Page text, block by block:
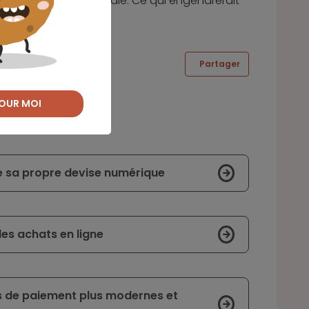
Partager
sa propre devise numérique
achats en ligne
paiement plus modernes et
MOI